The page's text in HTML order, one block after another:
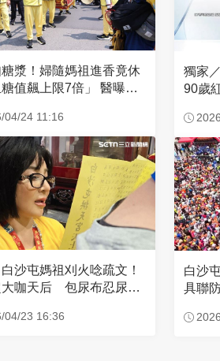
漿！婦隨媽祖進香竟休
飆上限7倍」 醫曝原
04/24 11:16
沙屯媽祖刈火唸疏文！
大咖天后 包尿布忍尿5
04/23 16:36
獨家
90歲
白沙
具聯